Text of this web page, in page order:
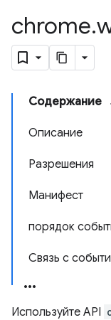
chrome.
Содержание
Описание
Разрешения
Манифест
порядок
Связь с
Используйте API